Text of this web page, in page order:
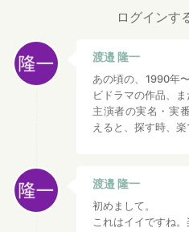
ログインす
渡邉 隆一
あの頃の、1990年
ビドラマの作品、ま
主演者の実名・実
えると、探す時、楽
渡邉 隆一
初めまして。
これはイイですね。